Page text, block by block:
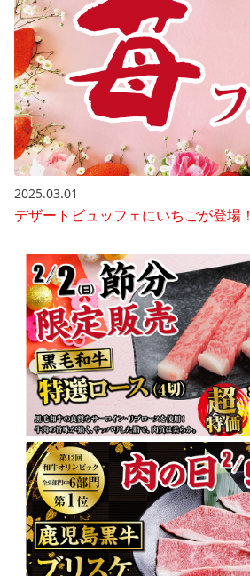
2025.03.01
デザートビュッフェにいちごが登場！